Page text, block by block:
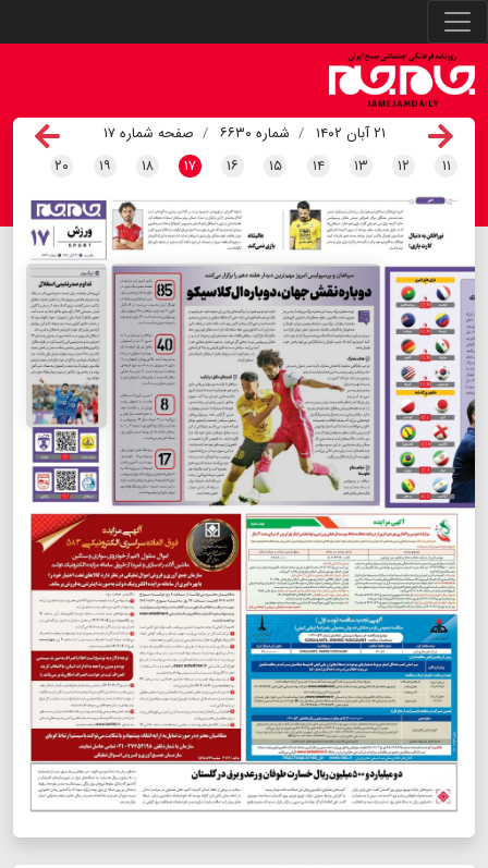
۲۱ آبان ۱۴۰۲ شماره ۶۶۳۰
صفحه شماره ۱۷
۱۱ ۱۲ ۱۳ ۱۴ ۱۵ ۱۶ ۱۷ ۱۸ ۱۹ ۲۰